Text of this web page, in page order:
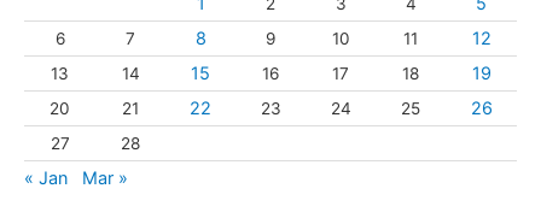
6 7 8 9 10 11 12
13 14 15 16 17 18 19
20 21 22 23 24 25 26
27 28
« Jan Mar »